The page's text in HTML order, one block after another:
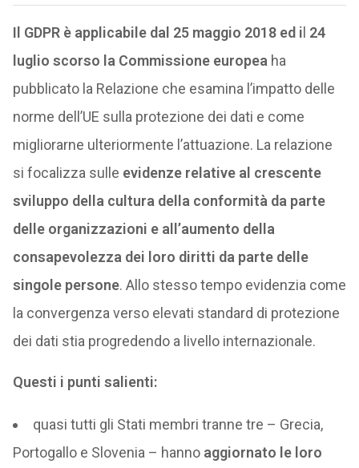
Il GDPR è applicabile dal 25 maggio 2018 ed i 24
luglio scorso la Commissione europea ha
pubblicato la Relazione che esamina l’impatto delle
norme dell’UE sulla protezione dei dati e come
migliorarne ulteriormente l’attuazione. La relazione
si focalizza sulle evidenze relative al crescente
sviluppo della cultura della conformità da parte
delle organizzazioni e all’aumento della
consapevolezza dei loro diritti da parte delle
singole persone. Allo stesso tempo evidenzia come
la convergenza verso elevati standard di protezione
dei dati stia progredendo a livello internazionale.
Questi i punti salienti:
quasi tutti gli Stati membri tranne tre – Grecia,
Portogallo e Slovenia – hannoaggiornato le loro